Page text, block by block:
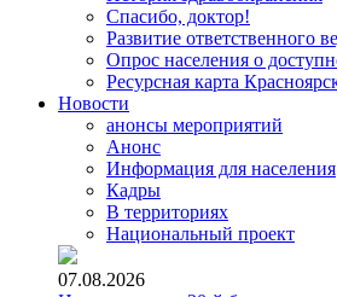
Спасибо, доктор!
Развитие ответственного
Опрос населения о
Ресурсная карта
Новости
анонсы мероприятий
Анонс
Информация для населения
Кадры
В территориях
Национальный проект
07.08.2026